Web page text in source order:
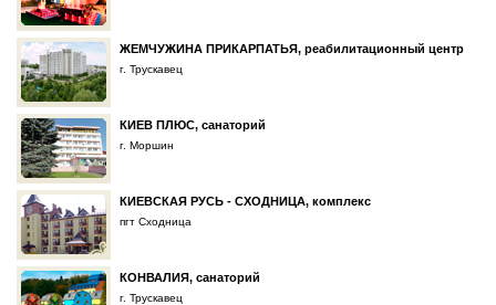
ЖЕМЧУЖИНА ПРИКАРПАТЬЯ, реабилитационный центр
г. Трускавец
КИЕВ ПЛЮС, санаторий
г. Моршин
КИЕВСКАЯ РУСЬ - СХОДНИЦА, комплекс
пгт Сходница
КОНВАЛИЯ, санаторий
г. Трускавец